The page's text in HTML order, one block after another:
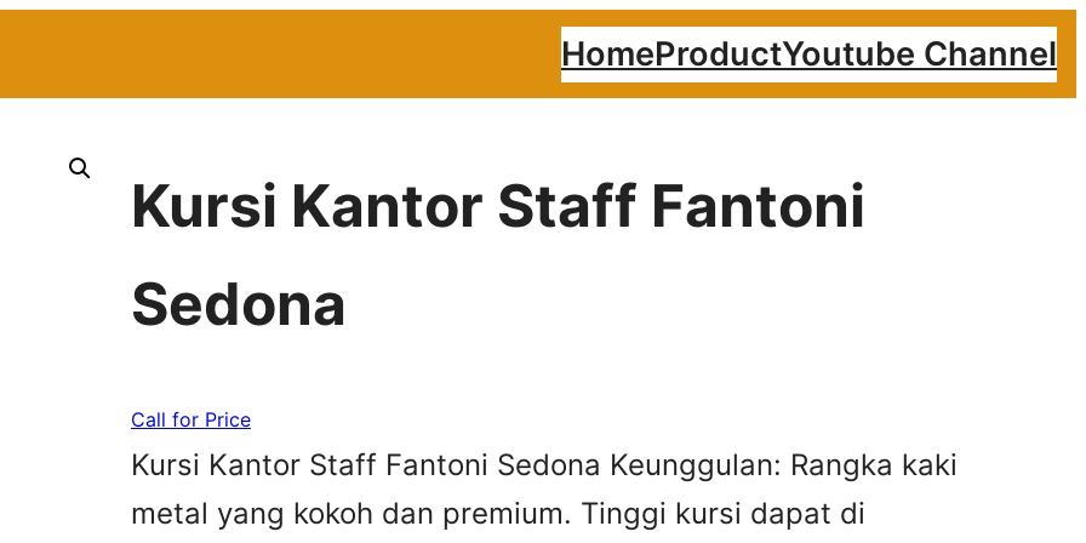
HomeProductYoutube Channel
Kursi Kantor Staff Fantoni
Sedona
Call for Price
Kursi Kantor Staff Fantoni Sedona Keunggulan: Rangka kaki
metal yang kokoh dan premium. Tinggi kursi dapat di